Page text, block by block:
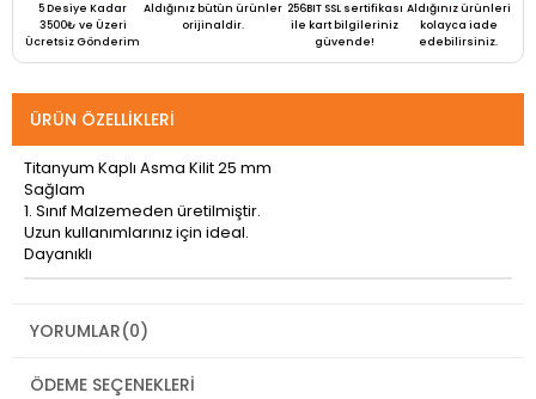
5 Desiye Kadar
3500₺ ve Üzeri
Ücretsiz Gönderim
Aldığınız bütün ürünler
orijinaldir.
256BIT SSL sertifikası
ile kart bilgileriniz
güvende!
Aldığınız ürünleri
kolayca iade
edebilirsiniz.
ÜRÜN ÖZELLIKLERI
Titanyum Kaplı Asma Kilit 25 mm
Sağlam
1. Sınıf Malzemeden üretilmiştir.
Uzun kullanımlarınız için ideal.
Dayanıklı
YORUMLAR(0)
ÖDEME SEÇENEKLERI